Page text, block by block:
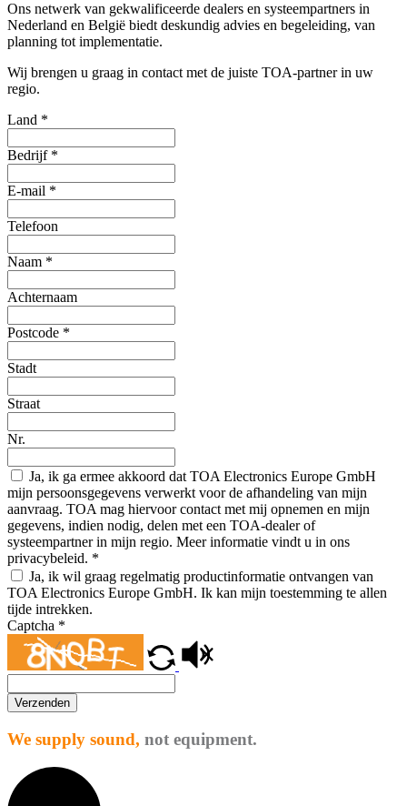
Ons netwerk van gekwalificeerde dealers en systeempartners in
Nederland en België biedt deskundig advies en begeleiding, van
planning tot implementatie.
Wij brengen u graag in contact met de juiste TOA-partner in uw
regio.
Land *
Bedrijf *
E-mail *
Telefoon
Naam *
Achternaam
Postcode *
Stadt
Straat
Nr.
Ja, ik ga ermee akkoord dat TOA Electronics Europe GmbH
mijn persoonsgegevens verwerkt voor de afhandeling van mijn
aanvraag. TOA mag hiervoor contact met mij opnemen en mijn
gegevens, indien nodig, delen met een TOA-dealer of
systeempartner in mijn regio. Meer informatie vindt u in ons
privacybeleid. *
Ja, ik wil graag regelmatig productinformatie ontvangen van
TOA Electronics Europe GmbH. Ik kan mijn toestemming te allen
tijde intrekken.
Captcha *
Verzenden
We supply sound, not equipment.